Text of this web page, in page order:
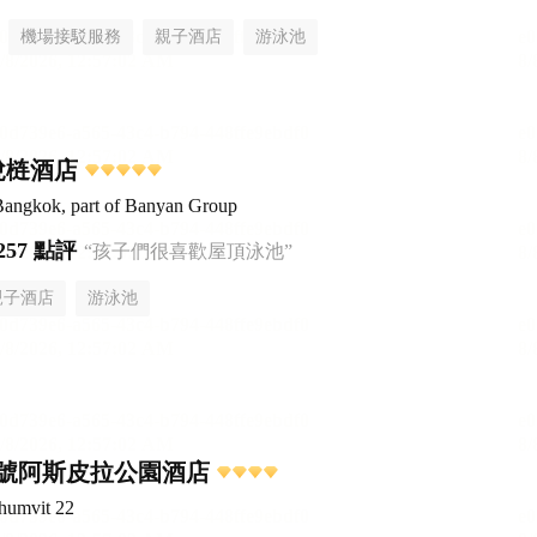
機場接駁服務 親子酒店 游泳池
梿酒店
part of Banyan Group
點評 “孩子們很喜歡屋頂泳池”
子酒店 游泳池
阿斯皮拉公園酒店
22